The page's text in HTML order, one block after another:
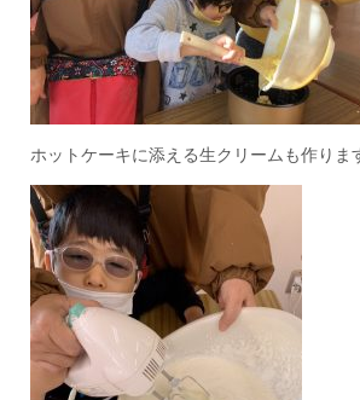
ホットケーキに添える生クリームも作りま